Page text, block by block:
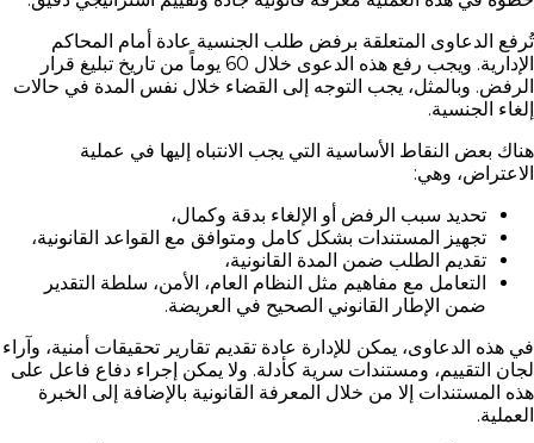
تُرفع الدعاوى المتعلقة برفض طلب الجنسية عادة أمام المحاكم
الإدارية. ويجب رفع هذه الدعوى خلال 60 يوماً من تاريخ تبليغ قرار
الرفض. وبالمثل، يجب التوجه إلى القضاء خلال نفس المدة في حالات
إلغاء الجنسية.
هناك بعض النقاط الأساسية التي يجب الانتباه إليها في عملية
الاعتراض، وهي:
تحديد سبب الرفض أو الإلغاء بدقة وكمال،
تجهيز المستندات بشكل كامل ومتوافق مع القواعد القانونية،
تقديم الطلب ضمن المدة القانونية،
التعامل مع مفاهيم مثل النظام العام، الأمن، سلطة التقدير
ضمن الإطار القانوني الصحيح في العريضة.
في هذه الدعاوى، يمكن للإدارة عادة تقديم تقارير تحقيقات أمنية، وآراء
لجان التقييم، ومستندات سرية كأدلة. ولا يمكن إجراء دفاع فاعل على
هذه المستندات إلا من خلال المعرفة القانونية بالإضافة إلى الخبرة
العملية.